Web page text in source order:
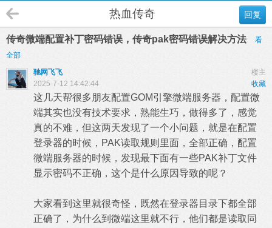
回复
热血传奇
传奇微端配置补丁密码错误，传奇pak密码错误解决方法
看
全部
楼主
驰网飞飞
收藏
2025-7-12 14:42:44
这几天帮很多朋友配置GOM引擎微端服务器，配置微
端其实也没有技术要求，熟能生巧，做得多了，感觉
真的不难，但这两天发现了一个小问题，就是在配置
登录器的时候，PAK读取规则里面，全部正确，配置
微端服务器的时候，发现最下面有一些PAK补丁文件
显示密码不正确，这个是什么原因导致的呢？
大家看到这里就很奇怪，既然在登录器目录下都全部
正确了，为什么到微端这里就不行，他们都是读取同